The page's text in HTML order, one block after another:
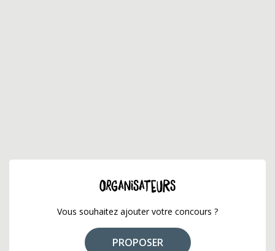
ORGANISATEURS
Vous souhaitez ajouter votre concours ?
PROPOSER